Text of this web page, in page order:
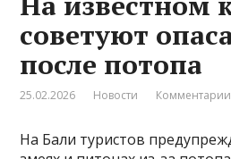
советуют
после потопа
25.02.2026 Новости
На Бали туристов